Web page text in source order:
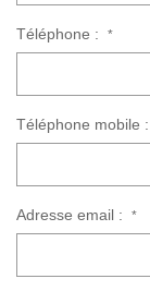
Téléphone : *
Téléphone mobile :
Adresse email : *